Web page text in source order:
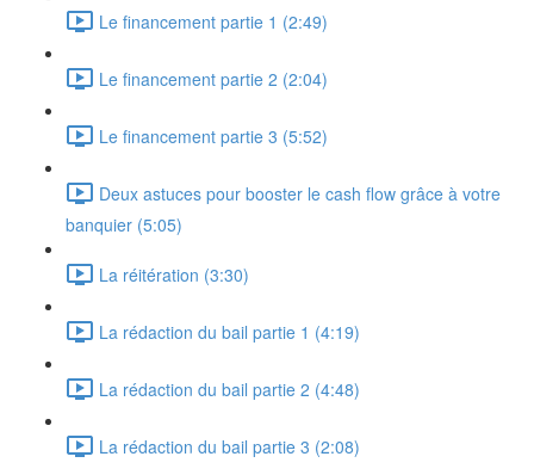
Le financement partie 1 (2:49)
Le financement partie 2 (2:04)
Le financement partie 3 (5:52)
Deux astuces pour booster le cash flow grâce à votre
banquier (5:05)
La réitération (3:30)
La rédaction du bail partie 1 (4:19)
La rédaction du bail partie 2 (4:48)
La rédaction du bail partie 3 (2:08)